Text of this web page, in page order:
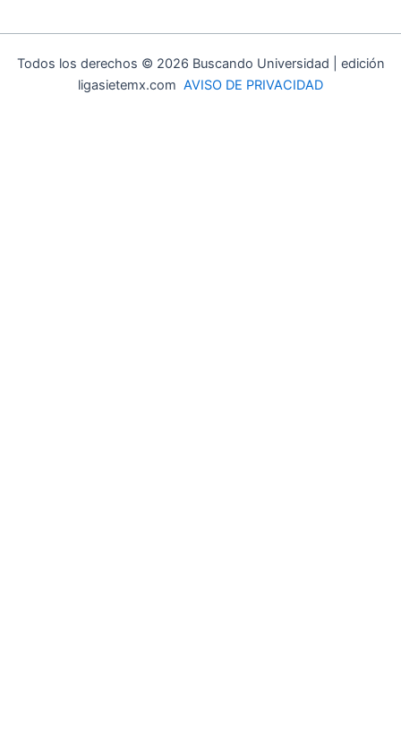
Todos los derechos © 2026 Buscando Universidad | edición
ligasietemx.com AVISO DE PRIVACIDAD